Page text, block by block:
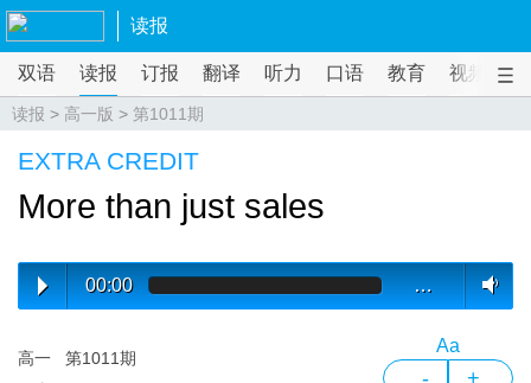
读报
双语 读报 订报 翻译 听力 口语 教育 视频
读报 > 高一版 > 第1011期
EXTRA CREDIT
More than just sales
00:00 …
高一
第1011期
Aa
- +